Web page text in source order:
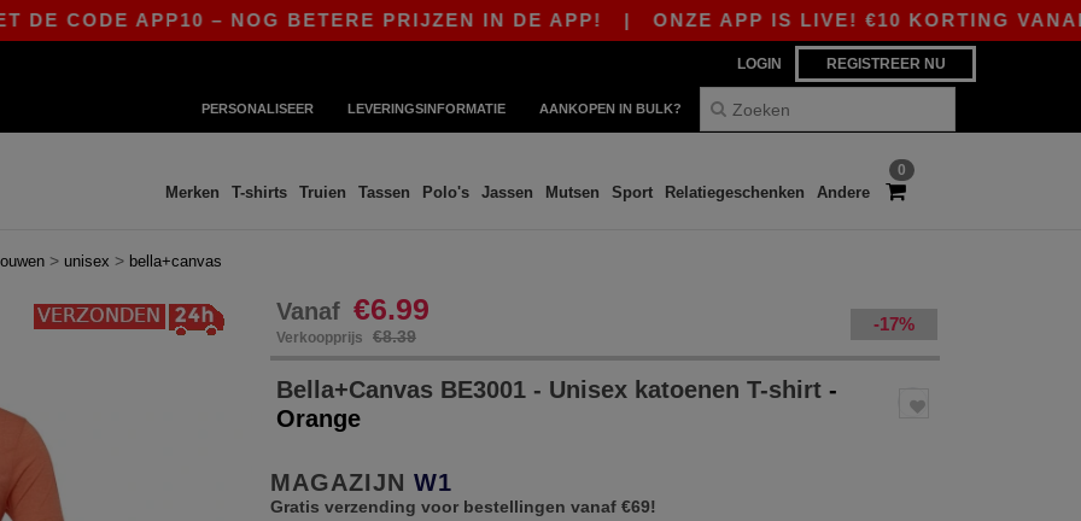
APP10 – NOG BETERE PRIJZEN IN DE APP! |ONZE APP IS LIVE! €10 KORTING VANAF €80
LOGIN REGISTREER NU
PERSONALISEER LEVERINGSINFORMATIE AANKOPEN IN BULK?
0
Merken T-shirts Truien Tassen Polo's Jassen Mutsen Sport Relatiegeschenken Andere
> unisex > bella+canvas
Vanaf €6.99
Verkoopprijs €8.39
-17%
Bella+Canvas BE3001 - Unisex katoenen T-shirt -
Orange
MAGAZIJN W1
Gratis verzending voor bestellingen vanaf €69!